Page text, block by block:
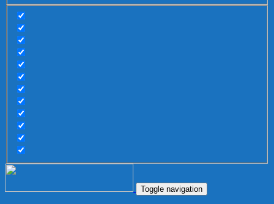
Toggle navigation